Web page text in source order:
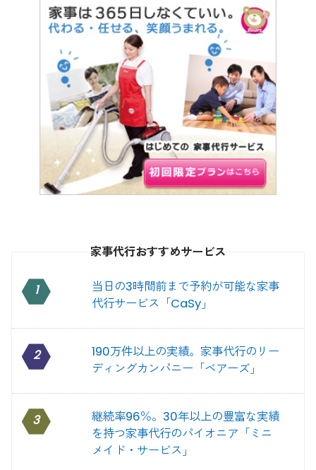
家事代行おすすめサービス
1
当日の3時間前まで予約が可能な家事
代行サービス「CaSy」
2
190万件以上の実績。家事代行のリー
ディングカンパニー「ベアーズ」
3
継続率96％。30年以上の豊富な実績
を持つ家事代行のパイオニア「ミニ
メイド・サービス」